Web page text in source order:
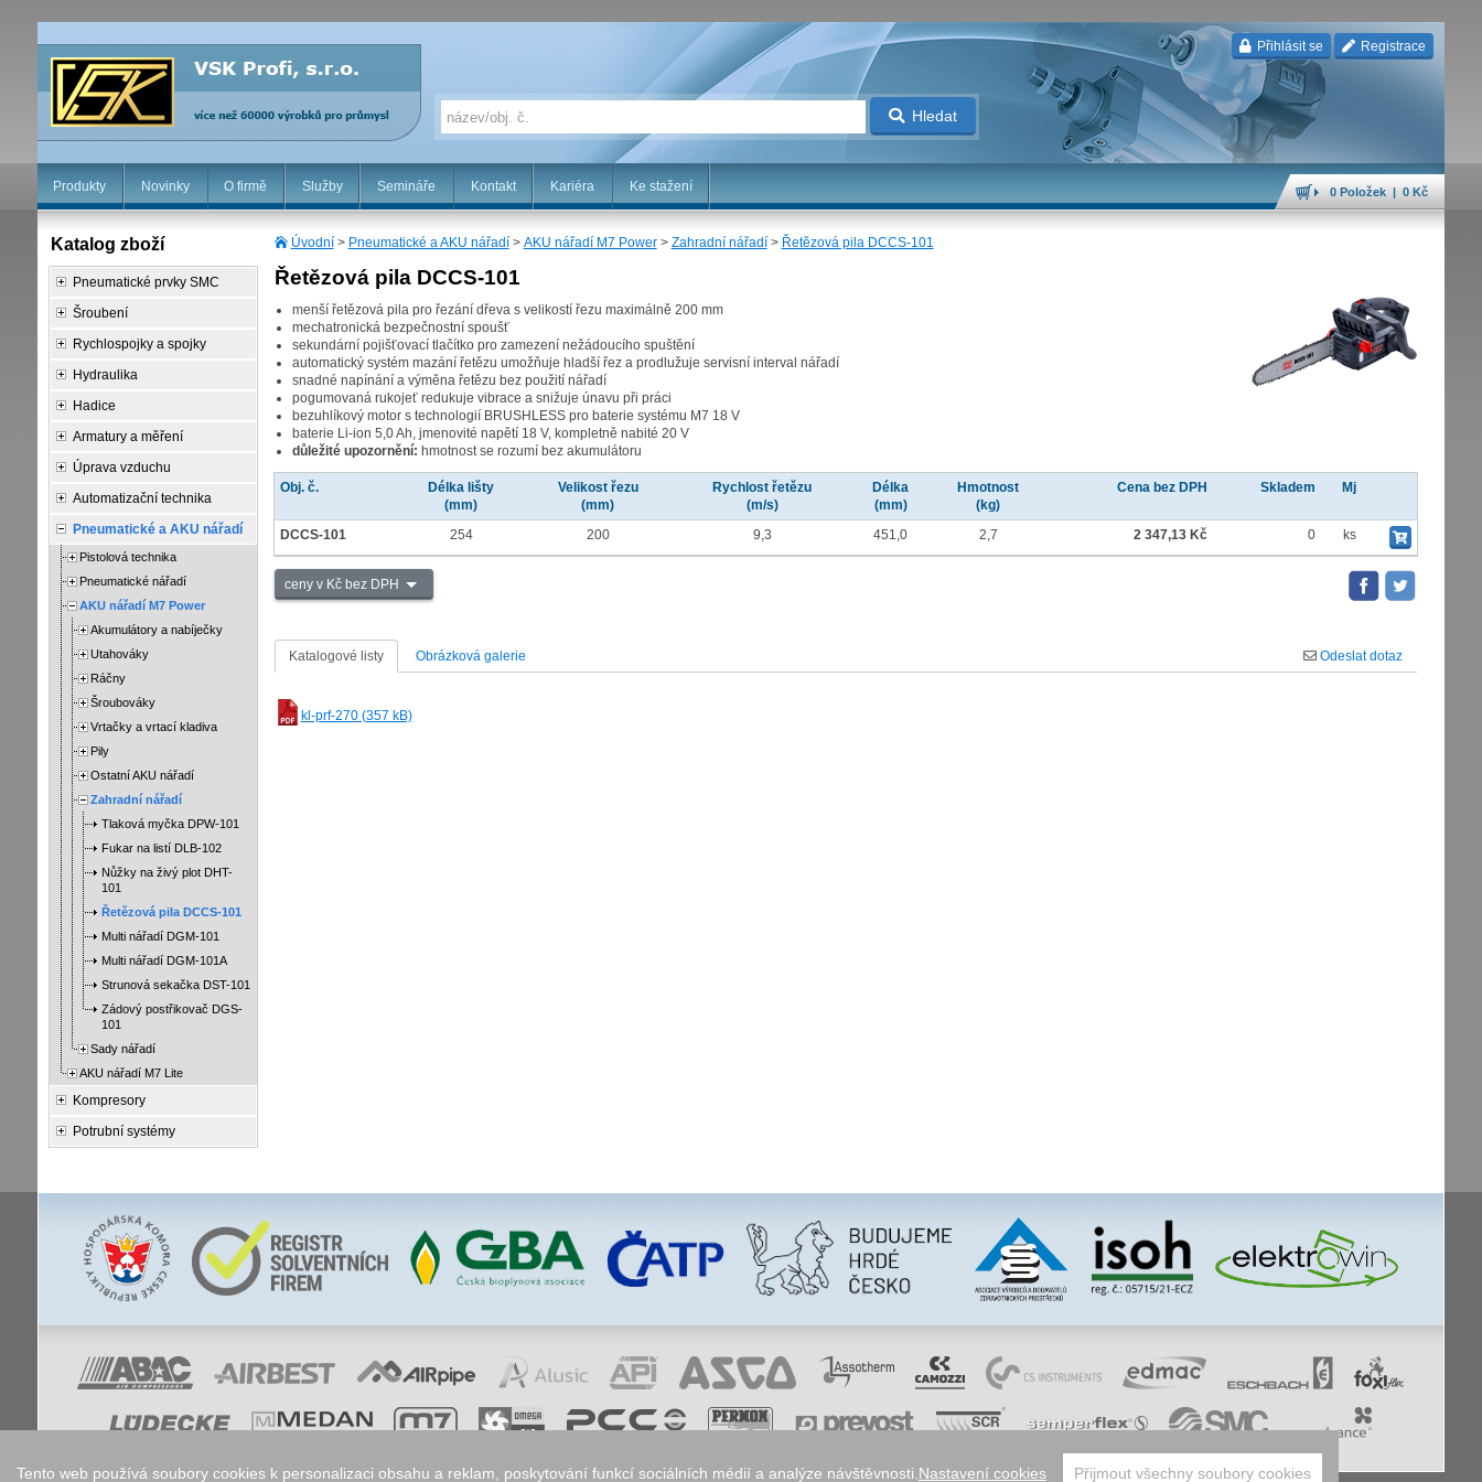
Tento web používá soubory cookies k personalizaci obsahu a reklam, poskytování funkcí sociálních médií a analýze návštěvnosti. Nastavení cookies Přijmout všechny soubory cookies
Přihlásit se Registrace
Hledat
Produkty Novinky O firmě Služby Semináře Kontakt Kariéra Ke stažení 0 Položek | 0 Kč
Úvodní> Pneumatické a AKU nářadí> AKU nářadí M7 Power> Zahradní nářadí> Řetězová pila DCCS-101
Řetězová pila DCCS-101
menší řetězová pila pro řezání dřeva s velikostí řezu maximálně 200 mm
mechatronická bezpečnostní spoušť
sekundární pojišťovací tlačítko pro zamezení nežádoucího spuštění
automatický systém mazání řetězu umožňuje hladší řez a prodlužuje servisní interval nářadí
snadné napínání a výměna řetězu bez použití nářadí
pogumovaná rukojeť redukuje vibrace a snižuje únavu při práci
bezuhlíkový motor s technologií BRUSHLESS pro baterie systému M7 18 V
baterie Li-ion 5,0 Ah, jmenovité napětí 18 V, kompletně nabité 20 V
důležité upozornění: hmotnost se rozumí bez akumulátoru
Obj. č.
Délka lišty
(mm)
Velikost řezu
(mm)
Rychlost řetězu
(m/s)
Délka
(mm)
Hmotnost
(kg)
Cena bez DPH Skladem Mj
DCCS-101 254 200 9,3 451,0 2,7 2 347,13 Kč 0 ks
ceny v Kč bez DPH
Katalogové listy Obrázková galerie Odeslat dotaz
kl-prf-270 (357 kB)
Katalog zboží
Pneumatické prvky SMC
Šroubení
Rychlospojky a spojky
Hydraulika
Hadice
Armatury a měření
Úprava vzduchu
Automatizační technika
Pneumatické a AKU nářadí
Pistolová technika
Pneumatické nářadí
AKU nářadí M7 Power
Akumulátory a nabíječky
Utahováky
Ráčny
Šroubováky
Vrtačky a vrtací kladiva
Pily
Ostatní AKU nářadí
Zahradní nářadí
Tlaková myčka DPW-101
Fukar na listí DLB-102
Nůžky na živý plot DHT-
101
Řetězová pila DCCS-101
Multi nářadí DGM-101
Multi nářadí DGM-101A
Strunová sekačka DST-101
Zádový postřikovač DGS-
101
Sady nářadí
AKU nářadí M7 Lite
Kompresory
Potrubní systémy